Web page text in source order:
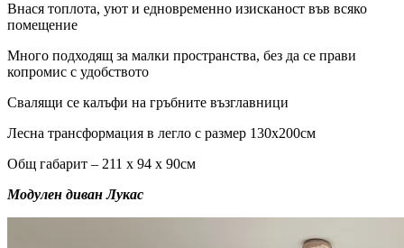
Внася топлота, уют и едновременно изисканост във всяко
помещение
Много подходящ за малки пространства, без да се прави
копромис с удобството
Свалящи се калъфи на гръбните възглавници
Лесна трансформация в легло с размер 130х200см
Общ габарит – 211 х 94 х 90см
Модулен диван Лукас